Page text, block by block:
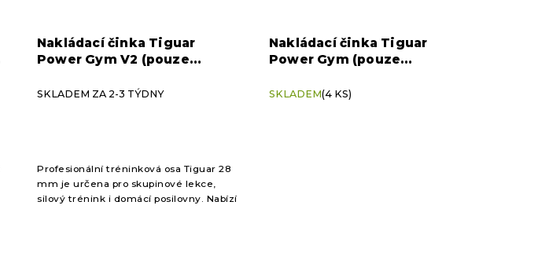
Nakládací činka Tiguar
Power Gym V2 (pouze
SKLADEM ZA 2-3 TÝDNY
Profesionální tréninková osa Tiguar 28
mm je určena pro skupinové lekce,
silový trénink i domácí posilovny. Nabízí
Nakládací činka Tiguar
Power Gym (pouze
SKLADEM(4 KS)